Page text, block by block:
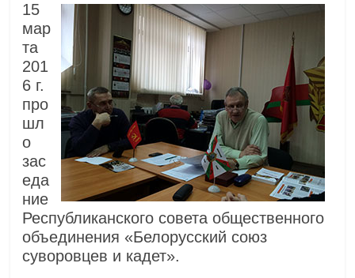
15
мар
та
201
6 г.
про
шл
о
зас
еда
ние
Республиканского совета общественного
объединения «Белорусский союз
суворовцев и кадет».